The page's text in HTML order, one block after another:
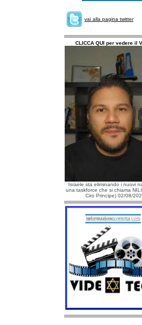
vai alla pagina twitter
CLICCA QUI per vedere il
Israele sta eliminando i nuovi
una taskforce che si chiama
Ciro Principe) 02/08/